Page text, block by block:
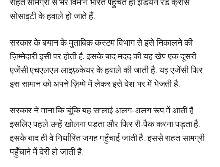
सोसाइटी के हवाले हो जाते हैं.
सरकार के बयान के मुताबिक़ कस्टम विभाग से इसे निकालने की
ज़िम्मेदारी इसी पर होती है. इसके बाद मदद की यह खेप एक दूसरी
एजेंसी एचएलएल लाइफ़केयर के हवाले की जाती है. यह एजेंसी फिर
इस सामान को अपने ज़िम्मे में लेकर इसे देश भर में भेजती है.
सरकार ने माना कि चूंकि यह सप्लाई अलग-अलग रूप में आती है
इसलिए पहले उन्हें खोलना पड़ता और फिर री-पैक करना पड़ता है.
इसके बाद ही वे निर्धारित जगह पहुँचाई जाती है. इससे राहत सामग्री
पहुँचाने में देरी हो जाती है.